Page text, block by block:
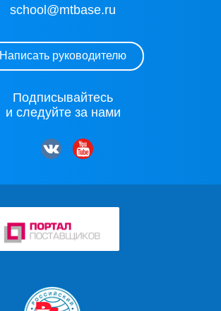
school@mtbase.ru
Написать руководителю
Подписывайтесь
и следуйте за нами